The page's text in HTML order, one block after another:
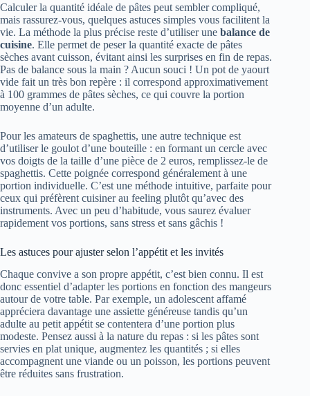
Calculer la quantité idéale de pâtes peut sembler compliqué,
mais rassurez-vous, quelques astuces simples vous facilitent la
vie. La méthode la plus précise reste d’utiliser une balance de
cuisine. Elle permet de peser la quantité exacte de pâtes
sèches avant cuisson, évitant ainsi les surprises en fin de repas.
Pas de balance sous la main ? Aucun souci ! Un pot de yaourt
vide fait un très bon repère : il correspond approximativement
à 100 grammes de pâtes sèches, ce qui couvre la portion
moyenne d’un adulte.
Pour les amateurs de spaghettis, une autre technique est
d’utiliser le goulot d’une bouteille : en formant un cercle avec
vos doigts de la taille d’une pièce de 2 euros, remplissez-le de
spaghettis. Cette poignée correspond généralement à une
portion individuelle. C’est une méthode intuitive, parfaite pour
ceux qui préfèrent cuisiner au feeling plutôt qu’avec des
instruments. Avec un peu d’habitude, vous saurez évaluer
rapidement vos portions, sans stress et sans gâchis !
Les astuces pour ajuster selon l’appétit et les invités
Chaque convive a son propre appétit, c’est bien connu. Il est
donc essentiel d’adapter les portions en fonction des mangeurs
autour de votre table. Par exemple, un adolescent affamé
appréciera davantage une assiette généreuse tandis qu’un
adulte au petit appétit se contentera d’une portion plus
modeste. Pensez aussi à la nature du repas : si les pâtes sont
servies en plat unique, augmentez les quantités ; si elles
accompagnent une viande ou un poisson, les portions peuvent
être réduites sans frustration.